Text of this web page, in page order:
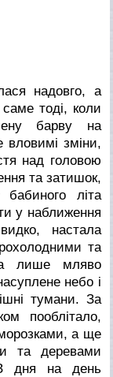
надовго, а
тоді, коли
барву на
вловимі зміни,
над головою
та затишок,
літа
у наближення
настала
та
лише мляво
небо і
тумани. За
пооблітало,
а ще
та деревами
дня на день